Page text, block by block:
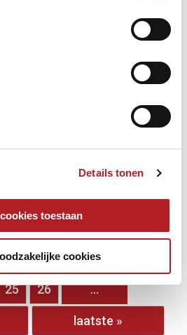
Details tonen
toestaan
cookies
EK Driebanden bekend: 14-18
Driebanden 2021 gaat niet door,
geleden
19 20 21
25 26 …
laatste »